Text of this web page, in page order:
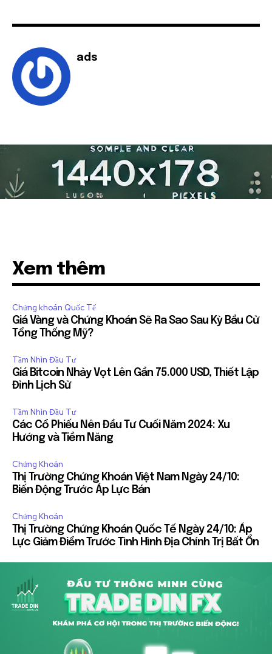
ads
Xem thêm
Chứng khoán Quốc Tế
Giá Vàng và Chứng Khoán Sẽ Ra Sao Sau Kỳ Bầu Cử
Tổng Thống Mỹ?
Tầm Nhìn Đầu Tư
Giá Bitcoin Nhảy Vọt Lên Gần 75.000 USD, Thiết Lập
Đỉnh Lịch Sử
Tầm Nhìn Đầu Tư
Các Cổ Phiếu Nên Đầu Tư Cuối Năm 2024: Xu
Hướng và Tiềm Năng
Chứng Khoán
Thị Trường Chứng Khoán Việt Nam Ngày 24/10:
Biến Động Trước Áp Lực Bán
Chứng Khoán
Thị Trường Chứng Khoán Quốc Tế Ngày 24/10: Áp
Lực Giảm Điểm Trước Tình Hình Địa Chính Trị Bất Ổn